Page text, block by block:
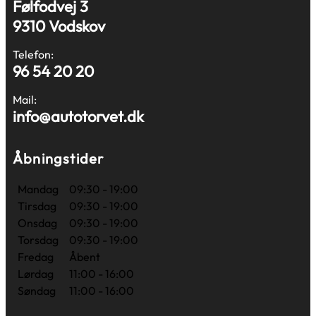
Følfodvej 3
9310 Vodskov
Telefon:
96 54 20 20
Mail:
info@autotorvet.dk
Åbningstider
Mandag
09:30 - 19:00
Tirsdag
09:30 - 19:00
Onsdag
09:30 - 19:00
Torsdag
09:30 - 19:00
Fredag
Åbent
Lørdag
11:00 - 16:00
Søndag
11:00 - 16:00